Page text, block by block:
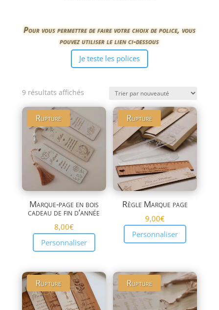
Pour vous permettre de faire votre choix de police, vous
pouvez utiliser le lien ci-dessous
Je teste les polices
9 résultats affichésTrié
récent
au
plus
ancien
Rupture
Marque-page en bois
cadeau de fin d’année
8,00€
Personnaliser
Rupture
Règle Marque page
9,00€
Personnaliser
Rupture Rupture